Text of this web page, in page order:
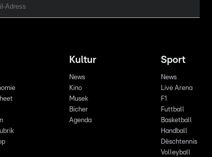
Kultur
News
Kino
Musek
Bicher
Agenda
Sport
News
Live Arena
F1
Futtball
Basketball
Handball
Dëschtennis
Volleyball